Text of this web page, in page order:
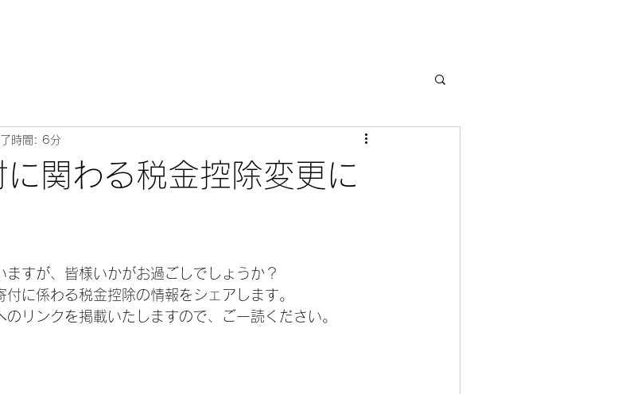
関わる税金控除変更に
時間: 6分
すが、皆様いかがお過ごしでしょうか？
に係わる税金控除の情報をシェアします。
のリンクを掲載いたしますので、ご一読ください。